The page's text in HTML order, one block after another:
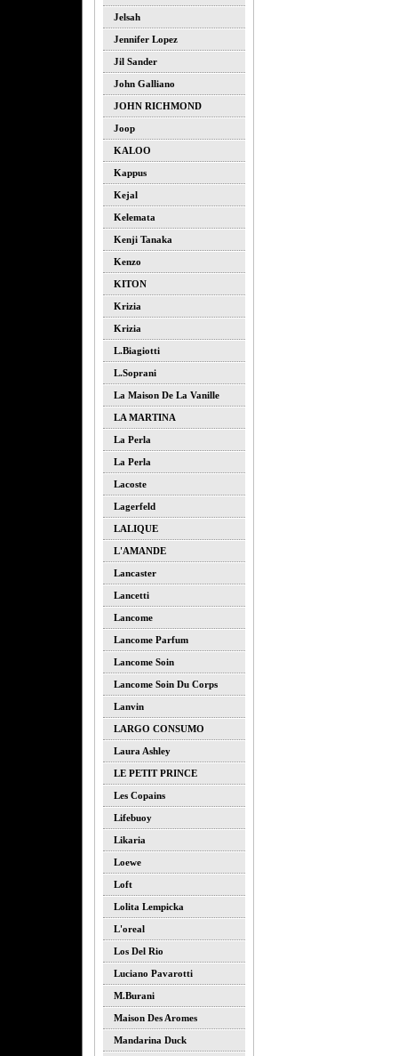
Jelsah
Jennifer Lopez
Jil Sander
John Galliano
JOHN RICHMOND
Joop
KALOO
Kappus
Kejal
Kelemata
Kenji Tanaka
Kenzo
KITON
Krizia
Krizia
L.biagiotti
L.soprani
La Maison De La Vanille
LA MARTINA
La Perla
La Perla
Lacoste
Lagerfeld
LALIQUE
L'AMANDE
Lancaster
Lancetti
Lancome
Lancome Parfum
Lancome Soin
Lancome Soin Du Corps
Lanvin
LARGO CONSUMO
Laura Ashley
LE PETIT PRINCE
Les Copains
Lifebuoy
Likaria
Loewe
Loft
Lolita Lempicka
L'oreal
Los Del Rio
Luciano Pavarotti
M.burani
Maison Des Aromes
Mandarina Duck